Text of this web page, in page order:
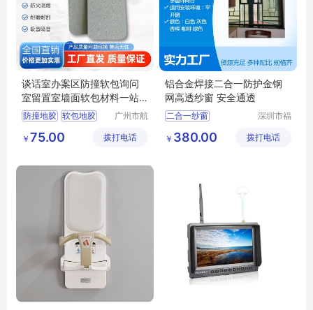
谈话室办案区防撞软包询问
室留置室墙面软包材料一站
式解决
防撞地胶 软包地胶
办案区软包
广州市航
限公司
￥ 75.00 拨打电话
铝合金焊接二合一防护金钢
网高透纱窗 安全通透
二合一纱窗
深圳做纱窗门的公司
深圳市福
乐窗饰商
￥ 380.00 拨打电话